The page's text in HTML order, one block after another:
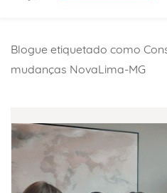
Blogue etiquetado como
mudanças NovaLima-MG